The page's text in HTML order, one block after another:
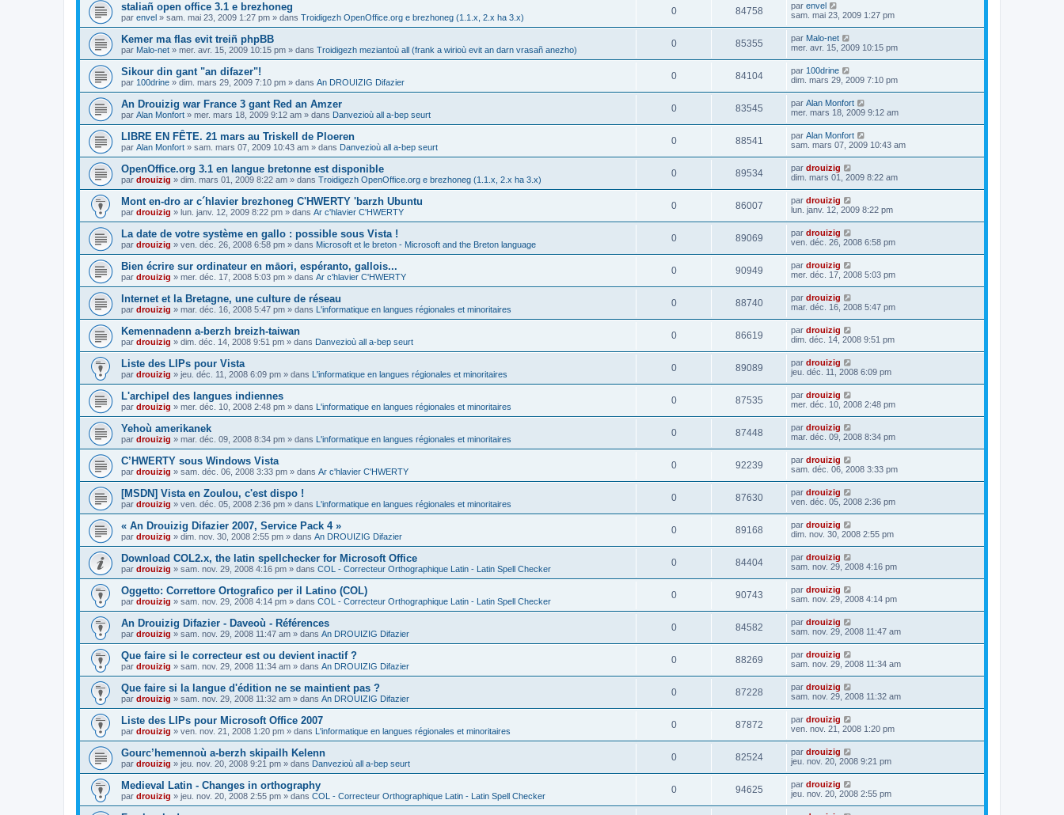
staliañ open office 3.1 e brezhoneg
par envel » sam. mai 23, 2009 1:27 pm » dans Troidigezh OpenOffice.org e brezhoneg (1.1.x, 2.x ha 3.x)
0 84758 par envel
sam. mai 23, 2009 1:27 pm
Kemer ma flas evit treiñ phpBB
par Malo-net » mer. avr. 15, 2009 10:15 pm » dans Troidigezh meziantoù all (frank a wirioù evit an darn vrasañ anezho)
0 85355 par Malo-net
mer. avr. 15, 2009 10:15 pm
Sikour din gant "an difazer"!
par 100drine » dim. mars 29, 2009 7:10 pm » dans An DROUIZIG Difazier
0 84104 par 100drine
dim. mars 29, 2009 7:10 pm
An Drouizig war France 3 gant Red an Amzer
par Alan Monfort » mer. mars 18, 2009 9:12 am » dans Danvezioù all a-bep seurt
0 83545 par Alan Monfort
mer. mars 18, 2009 9:12 am
LIBRE EN FÊTE. 21 mars au Triskell de Ploeren
par Alan Monfort » sam. mars 07, 2009 10:43 am » dans Danvezioù all a-bep seurt
0 88541 par Alan Monfort
sam. mars 07, 2009 10:43 am
OpenOffice.org 3.1 en langue bretonne est disponible
par drouizig » dim. mars 01, 2009 8:22 am » dans Troidigezh OpenOffice.org e brezhoneg (1.1.x, 2.x ha 3.x)
0 89534 par drouizig
dim. mars 01, 2009 8:22 am
Mont en-dro ar c´hlavier brezhoneg C'HWERTY 'barzh Ubuntu
par drouizig » lun. janv. 12, 2009 8:22 pm » dans Ar c'hlavier C'HWERTY
0 86007 par drouizig
lun. janv. 12, 2009 8:22 pm
La date de votre système en gallo : possible sous Vista !
par drouizig » ven. déc. 26, 2008 6:58 pm » dans Microsoft et le breton - Microsoft and the Breton language
0 89069 par drouizig
ven. déc. 26, 2008 6:58 pm
Bien écrire sur ordinateur en māori, espéranto, gallois...
par drouizig » mer. déc. 17, 2008 5:03 pm » dans Ar c'hlavier C'HWERTY
0 90949 par drouizig
mer. déc. 17, 2008 5:03 pm
Internet et la Bretagne, une culture de réseau
par drouizig » mar. déc. 16, 2008 5:47 pm » dans L'informatique en langues régionales et minoritaires
0 88740 par drouizig
mar. déc. 16, 2008 5:47 pm
Kemennadenn a-berzh breizh-taiwan
par drouizig » dim. déc. 14, 2008 9:51 pm » dans Danvezioù all a-bep seurt
0 86619 par drouizig
dim. déc. 14, 2008 9:51 pm
Liste des LIPs pour Vista
par drouizig » jeu. déc. 11, 2008 6:09 pm » dans L'informatique en langues régionales et minoritaires
0 89089 par drouizig
jeu. déc. 11, 2008 6:09 pm
L'archipel des langues indiennes
par drouizig » mer. déc. 10, 2008 2:48 pm » dans L'informatique en langues régionales et minoritaires
0 87535 par drouizig
mer. déc. 10, 2008 2:48 pm
Yehoù amerikanek
par drouizig » mar. déc. 09, 2008 8:34 pm » dans L'informatique en langues régionales et minoritaires
0 87448 par drouizig
mar. déc. 09, 2008 8:34 pm
C’HWERTY sous Windows Vista
par drouizig » sam. déc. 06, 2008 3:33 pm » dans Ar c'hlavier C'HWERTY
0 92239 par drouizig
sam. déc. 06, 2008 3:33 pm
[MSDN] Vista en Zoulou, c'est dispo !
par drouizig » ven. déc. 05, 2008 2:36 pm » dans L'informatique en langues régionales et minoritaires
0 87630 par drouizig
ven. déc. 05, 2008 2:36 pm
« An Drouizig Difazier 2007, Service Pack 4 »
par drouizig » dim. nov. 30, 2008 2:55 pm » dans An DROUIZIG Difazier
0 89168 par drouizig
dim. nov. 30, 2008 2:55 pm
Download COL2.x, the latin spellchecker for Microsoft Office
par drouizig » sam. nov. 29, 2008 4:16 pm » dans COL - Correcteur Orthographique Latin - Latin Spell Checker
0 84404 par drouizig
sam. nov. 29, 2008 4:16 pm
Oggetto: Correttore Ortografico per il Latino (COL)
par drouizig » sam. nov. 29, 2008 4:14 pm » dans COL - Correcteur Orthographique Latin - Latin Spell Checker
0 90743 par drouizig
sam. nov. 29, 2008 4:14 pm
An Drouizig Difazier - Daveoù - Références
par drouizig » sam. nov. 29, 2008 11:47 am » dans An DROUIZIG Difazier
0 84582 par drouizig
sam. nov. 29, 2008 11:47 am
Que faire si le correcteur est ou devient inactif ?
par drouizig » sam. nov. 29, 2008 11:34 am » dans An DROUIZIG Difazier
0 88269 par drouizig
sam. nov. 29, 2008 11:34 am
Que faire si la langue d'édition ne se maintient pas ?
par drouizig » sam. nov. 29, 2008 11:32 am » dans An DROUIZIG Difazier
0 87228 par drouizig
sam. nov. 29, 2008 11:32 am
Liste des LIPs pour Microsoft Office 2007
par drouizig » ven. nov. 21, 2008 1:20 pm » dans L'informatique en langues régionales et minoritaires
0 87872 par drouizig
ven. nov. 21, 2008 1:20 pm
Gourc’hemennoù a-berzh skipailh Kelenn
par drouizig » jeu. nov. 20, 2008 9:21 pm » dans Danvezioù all a-bep seurt
0 82524 par drouizig
jeu. nov. 20, 2008 9:21 pm
Medieval Latin - Changes in orthography
par drouizig » jeu. nov. 20, 2008 2:55 pm » dans COL - Correcteur Orthographique Latin - Latin Spell Checker
0 94625 par drouizig
jeu. nov. 20, 2008 2:55 pm